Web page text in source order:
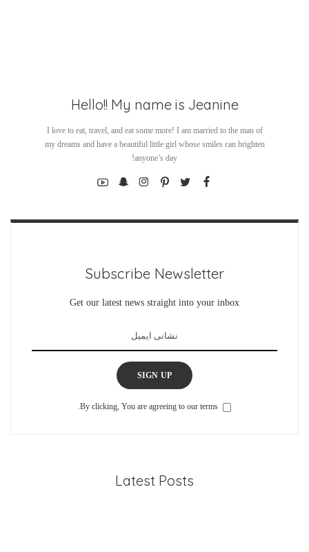
Hello!! My name is Jeanine
I love to eat, travel, and eat some more! I am married to the man of
my dreams and have a beautiful little girl whose smiles can brighten
anyone’s day!
Subscribe Newsletter
Get our latest news straight into your inbox
SIGN UP
By clicking, You are agreeing to our terms.
Latest Posts